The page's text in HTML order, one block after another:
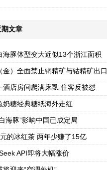
期文章
海豚体型变大近似13个浙江面积
金）全面禁止铜精矿与钴精矿出口
酒店房间爬满床虱 住客反被怼
奶糖经典糖纸海外走红
海豚”影响中国已成定局
的冰红茶 两年少赚了15亿
API即将大幅涨价